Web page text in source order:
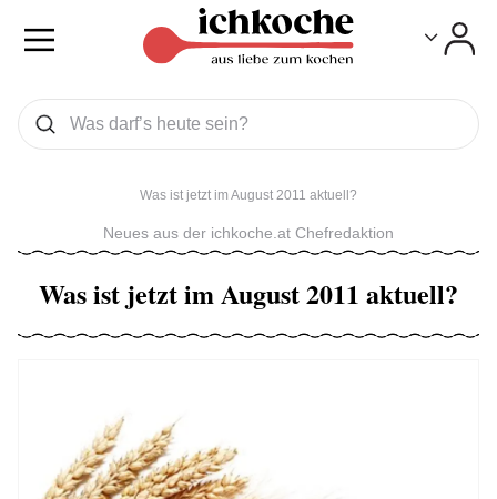
Was wollen Sie suchen
Suchen
Was ist jetzt im August 2011 aktuell?
Neues aus der ichkoche.at Chefredaktion
Was ist jetzt im August 2011 aktuell?